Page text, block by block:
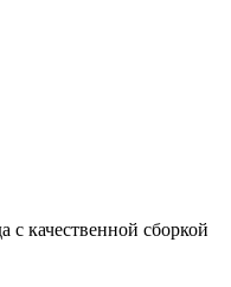
с качественной сборкой